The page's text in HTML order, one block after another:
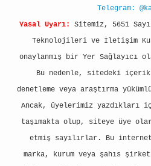
Telegram:
Yasal Uyarı:
Sitemiz, 5651
Teknolojileri ve İletişim
onaylanmış bir Yer Sağlayıcı
Bu nedenle, sitedeki
denetleme veya araştırma
Ancak, üyelerimiz yazdıkları
taşımakta olup, siteye üye
etmiş sayılırlar. Bu
marka, kurum veya şahıs